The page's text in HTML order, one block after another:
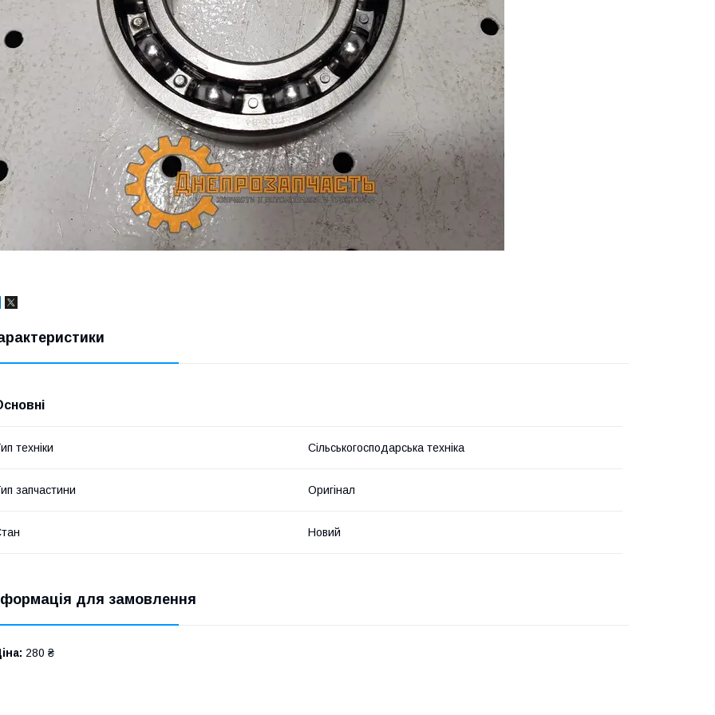
техніки Сільськогосподарська техніка
запчастини Оригінал
Новий
для замовлення
280 ₴